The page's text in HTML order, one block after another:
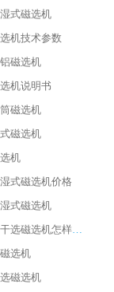
式磁选机
机技术参数
磁选机
机说明书
磁选机
磁选机
机
式磁选机价格
式磁选机
甘肃矿山用干选磁选机怎样调磁
选机
磁选机